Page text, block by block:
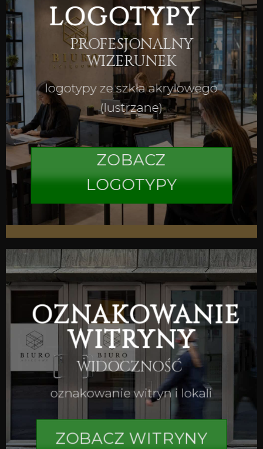
LOGOTYPY
PROFESJONALNY
WIZERUNEK
logotypy ze szkła akrylowego
(lustrzane)
ZOBACZ
LOGOTYPY
OZNAKOWANIE
WITRYNY
WIDOCZNOŚĆ
oznakowanie witryn i lokali
ZOBACZ WITRYNY